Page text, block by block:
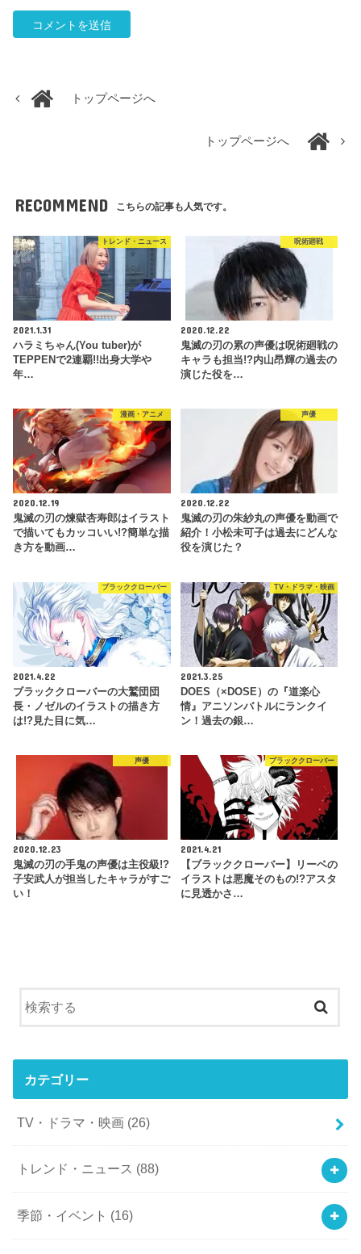
トップページへ
トップページへ
RECOMMEND こちらの記事も人気です。
トレンド・ニュース
2021.1.31
ハラミちゃん(You tuber)が
TEPPENで2連覇!!出身大学や
年…
呪術廻戦
2020.12.22
鬼滅の刃の累の声優は呪術廻戦の
キャラも担当!?内山昂輝の過去の
演じた役を…
漫画・アニメ
2020.12.19
鬼滅の刃の煉獄杏寿郎はイラスト
で描いてもカッコいい!?簡単な描
き方を動画…
声優
2020.12.22
鬼滅の刃の朱紗丸の声優を動画で
紹介！小松未可子は過去にどんな
役を演じた？
ブラッククローバー
2021.4.22
ブラッククローバーの大鷲団団
長・ノゼルのイラストの描き方
は!?見た目に気…
TV・ドラマ・映画
2021.3.25
DOES（×DOSE）の『道楽心
情』アニソンバトルにランクイ
ン！過去の銀…
声優
2020.12.23
鬼滅の刃の手鬼の声優は主役級!?
子安武人が担当したキャラがすご
い！
ブラッククローバー
2021.4.21
【ブラッククローバー】リーベの
イラストは悪魔そのもの!?アスタ
に見透かさ…
カテゴリー
TV・ドラマ・映画 (26)
トレンド・ニュース (88)
季節・イベント (16)